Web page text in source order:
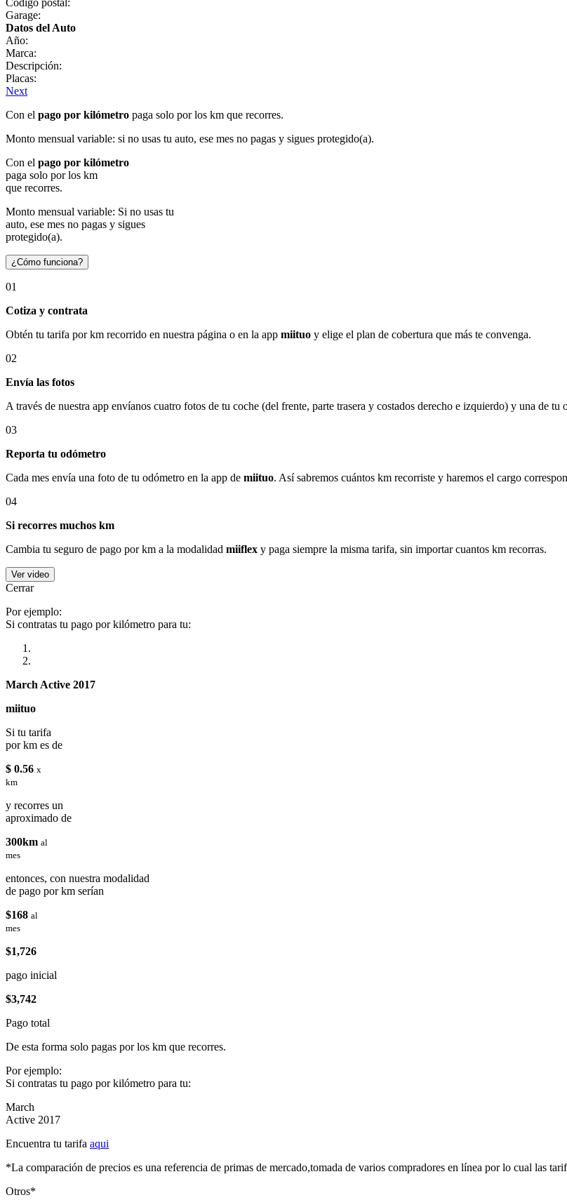
Garage:
Datos del Auto
Año:
Marca:
Descripción:
Placas:
Next
Con el pago por kilómetro paga solo por los km que recorres.
Monto mensual variable: si no usas tu auto, ese mes no pagas y sigues protegido(a).
Con el pago por kilómetro
paga solo por los km
que recorres.
Monto mensual variable: Si no usas tu
auto, ese mes no pagas y sigues
protegido(a).
¿Cómo funciona?
01
Cotiza y contrata
Obtén tu tarifa por km recorrido en nuestra página o en la app miituo y elige el plan de cobertura que más te convenga.
02
Envía las fotos
A través de nuestra app envíanos cuatro fotos de tu coche (del frente, parte trasera y costados derecho e izquierdo) y una de tu
03
Reporta tu odómetro
Cada mes envía una foto de tu odómetro en la app de miituo. Así sabremos cuántos km recorriste y haremos el cargo
04
Si recorres muchos km
Cambia tu seguro de pago por km a la modalidad miiflex y paga siempre la misma tarifa, sin importar cuantos km recorras.
Ver video
Cerrar
Por ejemplo:
Si contratas tu pago por kilómetro para tu:
March Active 2017
miituo
Si tu tarifa
por km es de
$ 0.56 x
km
y recorres un
aproximado de
300km al
mes
entonces, con nuestra modalidad
de pago por km serían
$168 al
mes
$1,726
pago inicial
$3,742
Pago total
De esta forma solo pagas por los km que recorres.
Por ejemplo:
Si contratas tu pago por kilómetro para tu:
March
Active 2017
Encuentra tu tarifa aqui
*La comparación de precios es una referencia de primas de mercado,tomada de varios compradores en línea por lo cual las
Otros*